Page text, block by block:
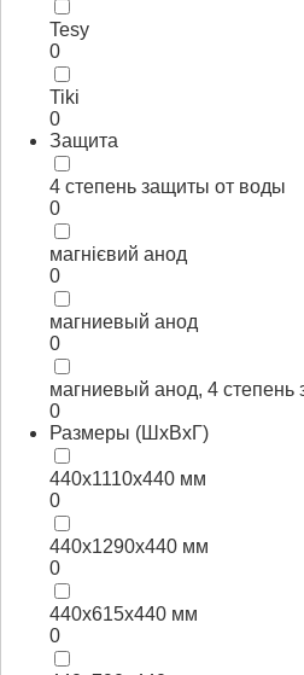
Tesy
0
Tiki
0
Защита
4 степень защиты от воды
0
магнієвий анод
0
магниевый анод
0
магниевый анод, 4
0
Размеры (ШхВхГ)
440x1110x440 мм
0
440x1290x440 мм
0
440x615x440 мм
0